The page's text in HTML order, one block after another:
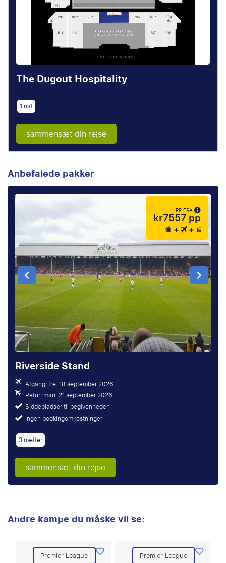
The Dugout Hospitality
1 nat
sammensæt din rejse
Anbefalede pakker
PP FRA
kr7557 pp
Riverside Stand
Afgang: fre. 18 september 2026
Retur: man. 21 september 2026
Siddepladser til begivenheden
Ingen bookingomkostninger
3 nætter
sammensæt din rejse
Andre kampe du måske vil se:
Premier League Premier League